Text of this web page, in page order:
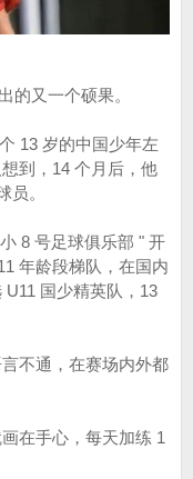
的又一个硕果。
13 岁的中国少年左
到，14 个月后，他
员。
8 号足球俱乐部 " 开
年龄段梯队，在国内
国少精英队，13
不通，在赛场内外都
在手心，每天加练 1